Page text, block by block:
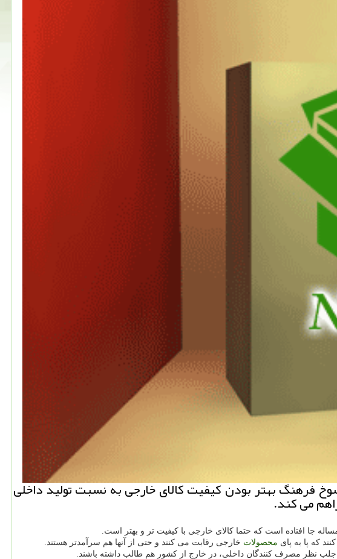
فرهنگ بهتر بودن كیفیت كالای خارجی به نسبت تولید داخلی
می كند.
جا افتاده است كه حتما كالای خارجی با كیفیت تر و بهتر است.
كه پا به پای محصولات خارجی رقابت می كنند و حتی از آنها هم سرآمدتر هستند.
نظر مصرف كنندگان داخلی، در خارج از كشور هم طالب داشته باشند.